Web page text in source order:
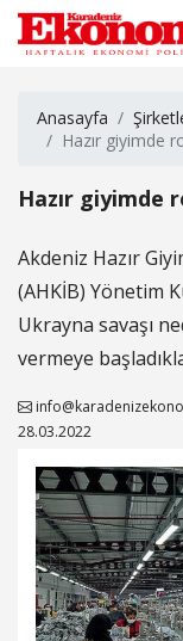
Anasayfa
Hazır giyimde
Hazır giyimde
Akdeniz Hazır
(AHKİB) Yönetim
Ukrayna savaşı
vermeye
28.03.2022